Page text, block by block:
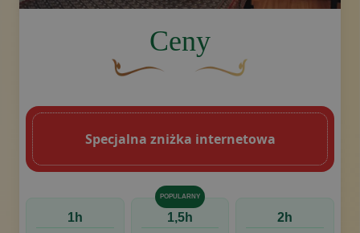
Ceny
Specjalna zniżka internetowa
1h
POPULARNY
1,5h 2h